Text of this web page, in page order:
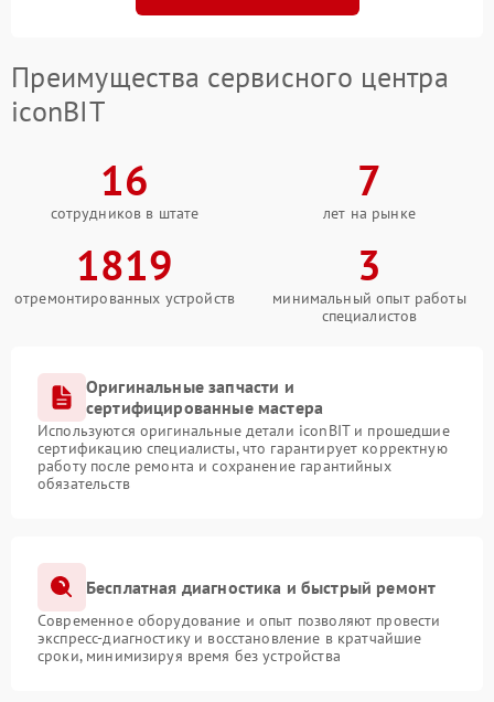
Преимущества сервисного центра
iconBIT
16
сотрудников в штате
7
лет на рынке
1819
отремонтированных устройств
3
минимальный опыт работы
специалистов
Оригинальные запчасти и
сертифицированные мастера
Используются оригинальные детали iconBIT и прошедшие
сертификацию специалисты, что гарантирует корректную
работу после ремонта и сохранение гарантийных
обязательств
Бесплатная диагностика и быстрый ремонт
Современное оборудование и опыт позволяют провести
экспресс-диагностику и восстановление в кратчайшие
сроки, минимизируя время без устройства